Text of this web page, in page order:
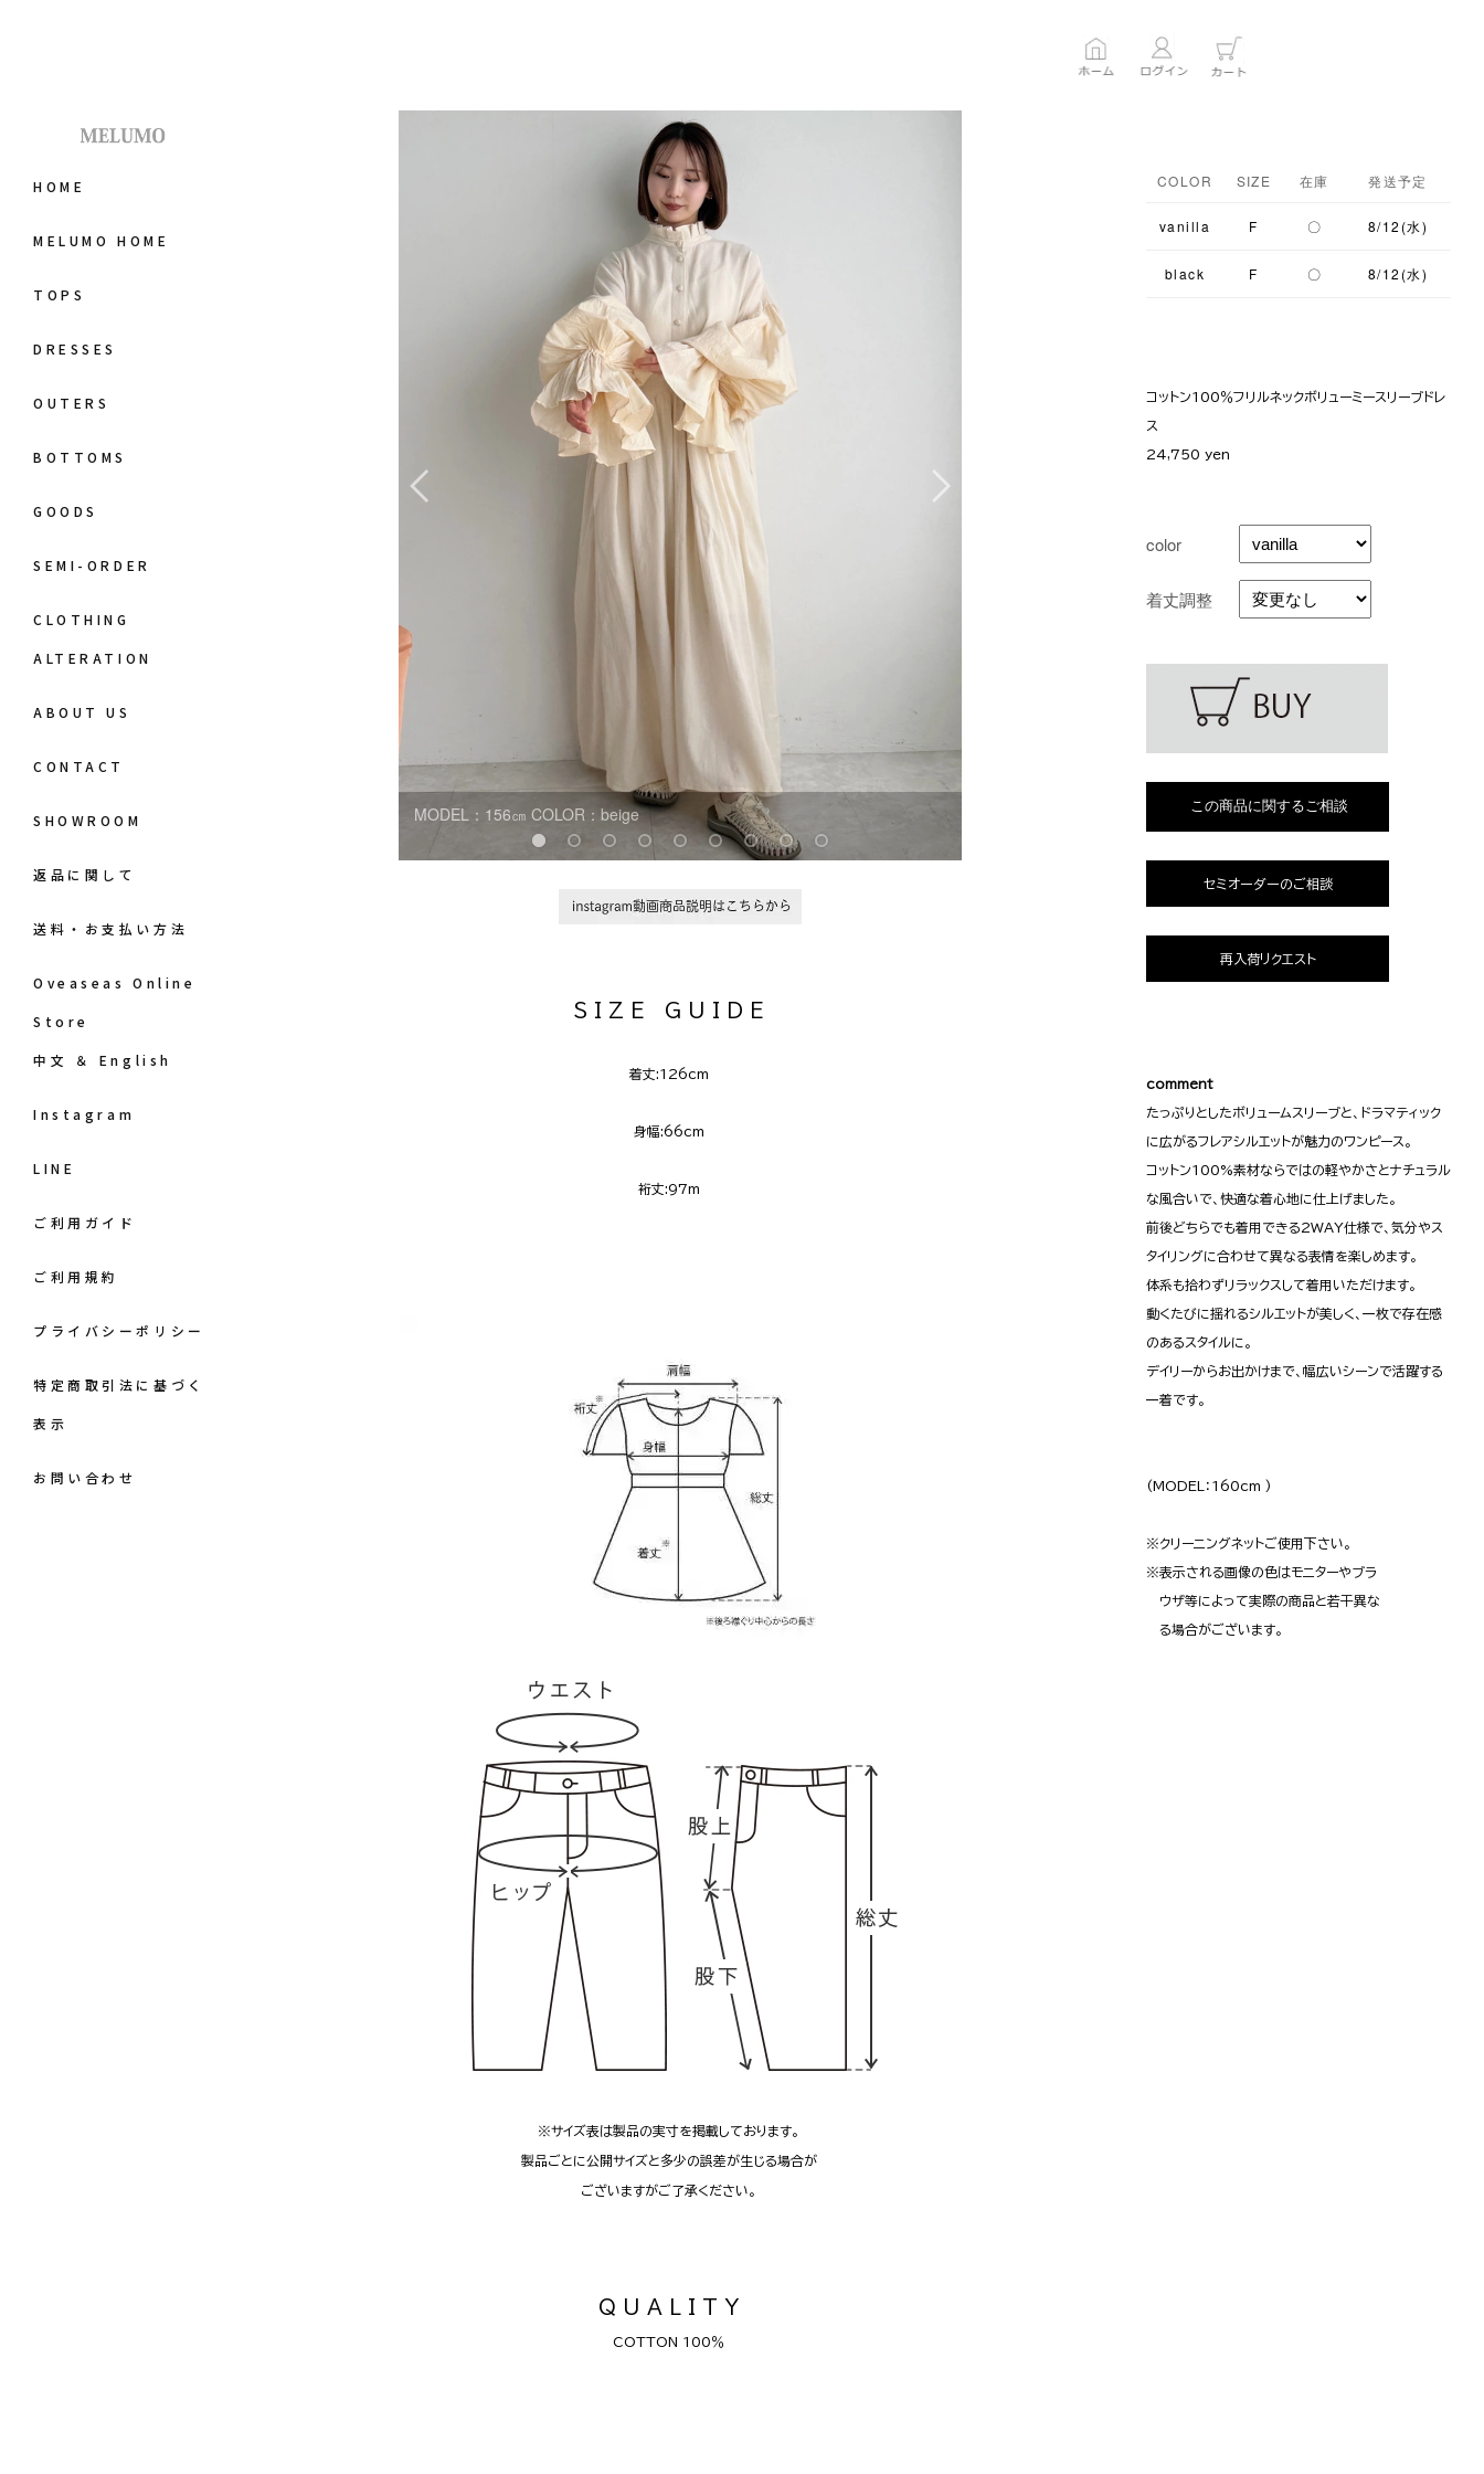
HOME
MELUMO HOME
TOPS
DRESSES
OUTERS
BOTTOMS
GOODS
SEMI-ORDER
CLOTHING
ALTERATION
ABOUT US
CONTACT
SHOWROOM
返品に関して
送料・お支払い方法
Oveaseas Online
Store
中文 ＆ English
Instagram
LINE
ご利用ガイド
ご利用規約
プライバシーポリシー
特定商取引法に基づく
表示
お問い合わせ
MODEL：156㎝ COLOR：beige
S I Z E G U I D E
着丈:126cm
身幅:66cm
裄丈:97m
※サイズ表は製品の実寸を掲載しております。
製品ごとに公開サイズと多少の誤差が生じる場合が
ございますがご了承ください。
Q U A L I T Y
COTTON 100％
COLOR SIZE 在庫 発送予定
vanilla F 〇 8/12(水)
black F 〇 8/12(水)
コットン100％フリルネックボリューミースリーブドレ
ス
24,750 yen
color
着丈調整
セミオーダーのご相談
再入荷リクエスト
comment
たっぷりとしたボリュームスリーブと、ドラマティック
に広がるフレアシルエットが魅力のワンピース。
コットン100%素材ならではの軽やかさとナチュラル
な風合いで、快適な着心地に仕上げました。
前後どちらでも着用できる2WAY仕様で、気分やス
タイリングに合わせて異なる表情を楽しめます。
体系も拾わずリラックスして着用いただけます。
動くたびに揺れるシルエットが美しく、一枚で存在感
のあるスタイルに。
デイリーからお出かけまで、幅広いシーンで活躍する
一着です。
(MODEL：160cm )
※クリーニングネットご使用下さい。
※表示される画像の色はモニターやブラ
ウザ等によって実際の商品と若干異な
る場合がございます。